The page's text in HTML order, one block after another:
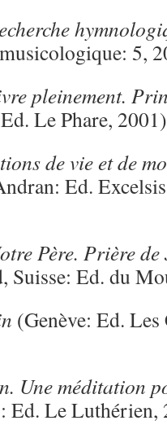
5,
pleinement.
Le Phare,
de vie et de
Ed.
Père. Prière
Suisse: Ed. du
(Genève: Ed.
Une méditation
Ed. Le Luthérien,